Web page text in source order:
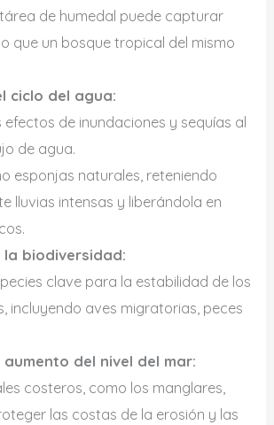
de humedal puede capturar
que un bosque tropical del mismo
ciclo del agua:
efectos de inundaciones y sequías al
de agua.
esponjas naturales, reteniendo
lluvias intensas y liberándola en
la biodiversidad:
clave para la estabilidad de los
incluyendo aves migratorias, peces
del nivel del mar:
costeros, como los manglares,
las costas de la erosión y las